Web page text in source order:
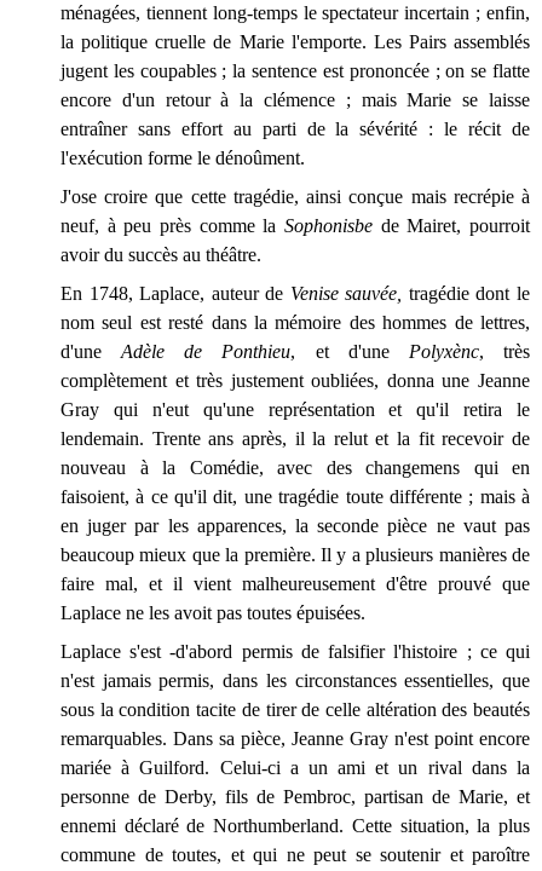
ménagées, tiennent long-temps le spectateur incertain ; enfin,
la politique cruelle de Marie l'emporte. Les Pairs assemblés
jugent les coupables ; la sentence est prononcée ; on se flatte
encore d'un retour à la clémence ; mais Marie se laisse
entraîner sans effort au parti de la sévérité : le récit de
l'exécution forme le dénoûment.
J'ose croire que cette tragédie, ainsi conçue mais recrépie à
neuf, à peu près comme la Sophonisbe de Mairet, pourroit
avoir du succès au théâtre.
En 1748, Laplace, auteur de Venise sauvée, tragédie dont le
nom seul est resté dans la mémoire des hommes de lettres,
d'uneAdèle de Ponthieu, et d'une Polyxènc, très
complètement et très justement oubliées, donna une Jeanne
Gray qui n'eut qu'une représentation et qu'il retira le
lendemain. Trente ans après, il la relut et la fit recevoir de
nouveau à la Comédie, avec des changemens qui en
faisoient, à ce qu'il dit, une tragédie toute différente ; mais à
en juger par les apparences, la seconde pièce ne vaut pas
beaucoup mieux que la première. Il y a plusieurs manières de
faire mal, et il vient malheureusement d'être prouvé que
Laplace ne les avoit pas toutes épuisées.
Laplace s'est -d'abord permis de falsifier l'histoire ; ce qui
n'est jamais permis, dans les circonstances essentielles, que
sous la condition tacite de tirer de celle altération des beautés
remarquables. Dans sa pièce, Jeanne Gray n'est point encore
mariée à Guilford. Celui-ci a un ami et un rival dans la
personne de Derby, fils de Pembroc, partisan de Marie, et
ennemi déclaré de Northumberland. Cette situation, la plus
commune de toutes, et qui ne peut se soutenir et paroître